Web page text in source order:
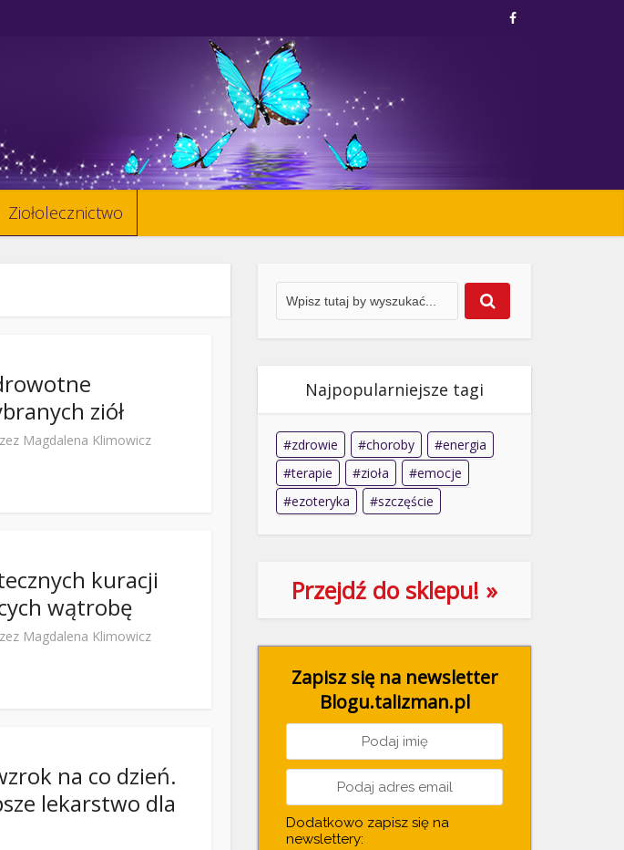
Ziołolecznictwo
ziół
Magdalena Klimowicz
kuracji
wątrobę
Magdalena Klimowicz
na co dzień.
lekarstwo dla
Najpopularniejsze tagi
zdrowie choroby
energia
terapie
zioła
emocje
ezoteryka
szczęście
Przejdź do sklepu! »
Zapisz się na newsletter
Blogu.talizman.pl
Dodatkowo zapisz się na
newslettery: